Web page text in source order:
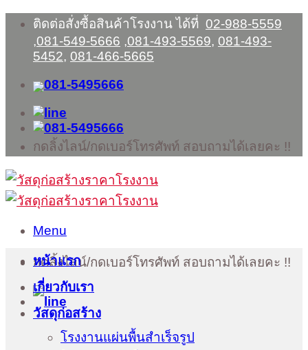
Skip
content
ติดต่อสั่งซื้อสินค้าโรงงาน ได้ที่ 02-988-5559
,081-549-5666 ,081-493-5569, 081-493-
5452, 081-466-5665
กดลิ้งไลน์/กดเบอร์โทรศัพท์ สอบถามได้เลยคะ !!
Menu
กดลิ้งไลน์/กดเบอร์โทรศัพท์ สอบถามได้เลยคะ !!
หน้าแรก
เกี่ยวกับเรา
วัสดุก่อสร้าง
โรงงานแผ่นพื้นสำเร็จรูป